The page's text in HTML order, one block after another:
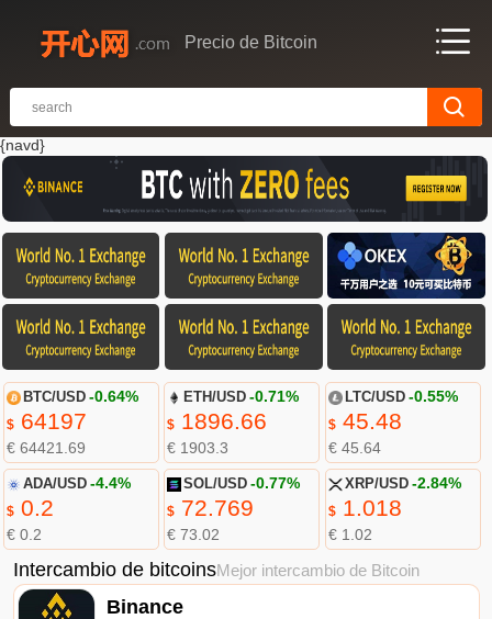
Precio de Bitcoin
{navd}
BTC/USD -0.64%
$64197
€ 64421.69
ETH/USD -0.71%
$ 1896.66
€ 1903.3
LTC/USD -0.55%
$45.48
€ 45.64
ADA/USD -4.4%
$0.2
€ 0.2
SOL/USD -0.77%
$ 72.769
€ 73.02
XRP/USD -2.84%
$1.018
€ 1.02
Intercambio de bitcoinsMejor intercambio de Bitcoin
Binance